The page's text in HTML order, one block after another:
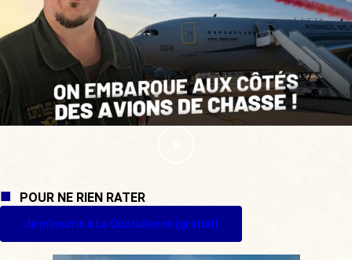
POUR NE RIEN RATER
Je m'inscris à La Quotidienne (gratuit)